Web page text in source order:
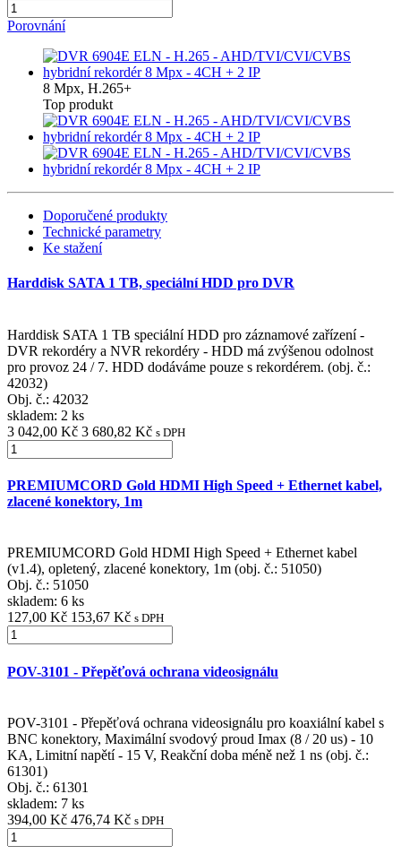
Porovnání
8 Mpx, H.265+
Top produkt
Doporučené produkty
Technické parametry
Ke stažení
Harddisk SATA 1 TB, speciální HDD pro DVR
Harddisk SATA 1 TB speciální HDD pro záznamové zařízení -
DVR rekordéry a NVR rekordéry - HDD má zvýšenou odolnost
pro provoz 24 / 7. HDD dodáváme pouze s rekordérem. (obj. č.:
42032)
Obj. č.: 42032
skladem: 2 ks
3 042,00 Kč 3 680,82 Kč s DPH
PREMIUMCORD Gold HDMI High Speed + Ethernet kabel,
zlacené konektory, 1m
PREMIUMCORD Gold HDMI High Speed + Ethernet kabel
(v1.4), opletený, zlacené konektory, 1m (obj. č.: 51050)
Obj. č.: 51050
skladem: 6 ks
127,00 Kč 153,67 Kč s DPH
POV-3101 - Přepěťová ochrana videosignálu
POV-3101 - Přepěťová ochrana videosignálu pro koaxiální kabel s
BNC konektory, Maximální svodový proud Imax (8 / 20 us) - 10
KA, Limitní napětí - 15 V, Reakční doba méně než 1 ns (obj. č.:
61301)
Obj. č.: 61301
skladem: 7 ks
394,00 Kč 476,74 Kč s DPH